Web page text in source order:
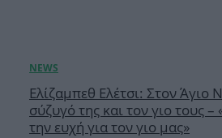
Ελίζαμπεθ Ελέτσι: Στον Άγιο
σύζυγό της και τον γιο τους
την ευχή για τον γιο μας»